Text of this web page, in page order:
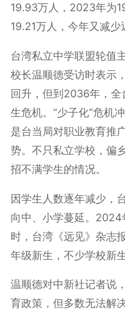
19.93万人，2023年为
19.21万人，今年又减少
台湾私立中学联盟轮值
校长温顺德受访时表示
回升，但到2036年，全
生危机。“少子化”危机
是台当局对职业教育推
势。不只私立学校，偏
招不满学生的情况。
因学生人数逐年减少，
向中、小学蔓延。
时，台湾《远见》杂志
年级新生，不少学校新
温顺德对中新社记者说
育政策，但多数无法解